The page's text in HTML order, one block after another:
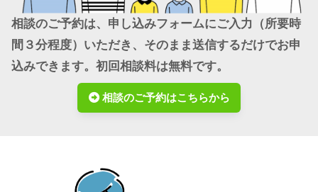
相談のご予約は、申し込みフォームにご入力（所要時
間３分程度）いただき、そのまま送信するだけでお申
込みできます。初回相談料は無料です。
相談のご予約はこちらから